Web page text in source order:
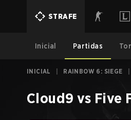
STRAFE
Inicial Partidas
INICIAL RAINBOW 6: SIEGE
Cloud9 vs Five